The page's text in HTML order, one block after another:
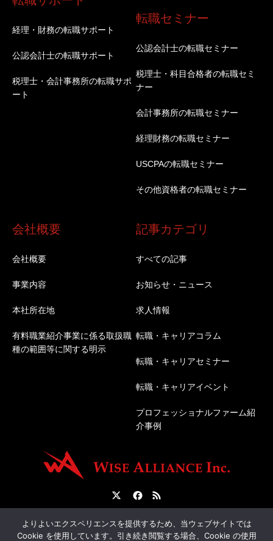
経理・財務の転職サポート
公認会計士の転職サポート
税理士・会計事務所の転職サポ
ート
転職セミナー
公認会計士の転職セミナー
税理士・科目合格者の転職セミ
ナー
会計事務所の転職セミナー
経理財務の転職セミナー
USCPAの転職セミナー
その他資格者の転職セミナー
会社概要
会社概要
事業内容
本社所在地
有料職業紹介事業に係る取扱職
種の範囲等に関する明示
記事カテゴリ
すべての記事
お知らせ・ニュース
求人情報
転職・キャリアコラム
転職・キャリアセミナー
転職・キャリアイベント
プロフェッショナルファーム紹
介事例
転職サポートについて 人材紹介について
よりよいエクスペリエンスを提供するため、当ウェブサイトでは
Cookie を使用しています。引き続き閲覧する場合、Cookie の使用